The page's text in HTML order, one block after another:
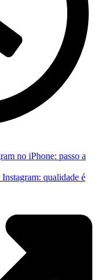
no iPhone: passo a
qualidade é